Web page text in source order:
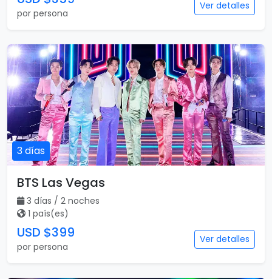
por persona
Ver detalles
3 días
BTS Las Vegas
3 días / 2 noches
1 país(es)
USD $399
por persona
Ver detalles